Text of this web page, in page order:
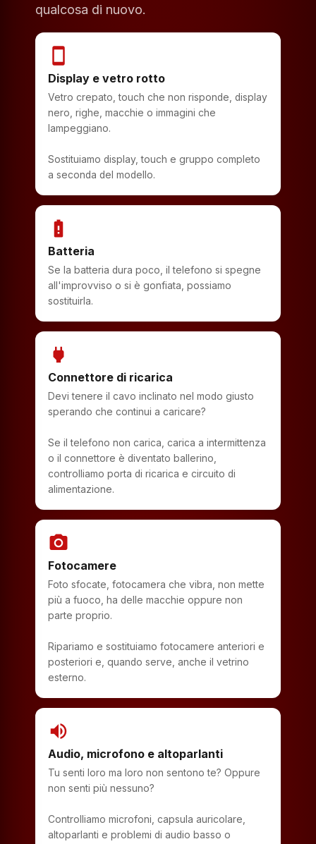
qualcosa di nuovo.
smartphone
Display e vetro rotto
Vetro crepato, touch che non risponde, display
nero, righe, macchie o immagini che
lampeggiano.
Sostituiamo display, touch e gruppo completo
a seconda del modello.
battery_alert
Batteria
Se la batteria dura poco, il telefono si spegne
all'improvviso o si è gonfiata, possiamo
sostituirla.
power
Connettore di ricarica
Devi tenere il cavo inclinato nel modo giusto
sperando che continui a caricare?
Se il telefono non carica, carica a intermittenza
o il connettore è diventato ballerino,
controlliamo porta di ricarica e circuito di
alimentazione.
photo_camera
Fotocamere
Foto sfocate, fotocamera che vibra, non mette
più a fuoco, ha delle macchie oppure non
parte proprio.
Ripariamo e sostituiamo fotocamere anteriori e
posteriori e, quando serve, anche il vetrino
esterno.
volume_up
Audio, microfono e altoparlanti
Tu senti loro ma loro non sentono te? Oppure
non senti più nessuno?
Controlliamo microfoni, capsula auricolare,
altoparlanti e problemi di audio basso o